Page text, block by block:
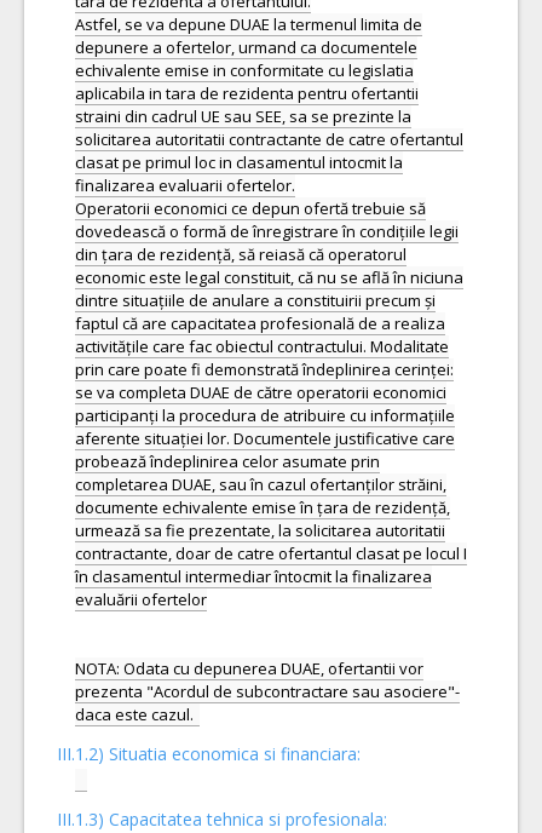
Astfel, se va depune DUAE la termenul limita de
depunere a ofertelor, urmand ca documentele
echivalente emise in conformitate cu legislatia
aplicabila in tara de rezidenta pentru ofertantii
straini din cadrul UE sau SEE, sa se prezinte la
solicitarea autoritatii contractante de catre ofertantul
clasat pe primul loc in clasamentul intocmit la
finalizarea evaluarii ofertelor.
Operatorii economici ce depun ofertă trebuie să
dovedească o formă de înregistrare în condițiile legii
din țara de rezidență, să reiasă că operatorul
economic este legal constituit, că nu se află în niciuna
dintre situațiile de anulare a constituirii precum și
faptul că are capacitatea profesională de a realiza
activitățile care fac obiectul contractului. Modalitate
prin care poate fi demonstrată îndeplinirea cerinței:
se va completa DUAE de către operatorii economici
participanți la procedura de atribuire cu informațiile
aferente situației lor. Documentele justificative care
probează îndeplinirea celor asumate prin
completarea DUAE, sau în cazul ofertanților străini,
documente echivalente emise în țara de rezidență,
urmează sa fie prezentate, la solicitarea autoritatii
contractante, doar de catre ofertantul clasat pe locul I
în clasamentul intermediar întocmit la finalizarea
evaluării ofertelor
NOTA: Odata cu depunerea DUAE, ofertantii vor
prezenta "Acordul de subcontractare sau asociere"-
III.1.2) Situatia economica si financiara:
III.1.3) Capacitatea tehnica si profesionala: